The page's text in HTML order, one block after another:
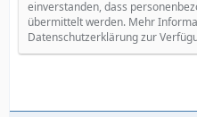
einverstanden, dass
übermittelt werden. Mehr
Datenschutzerklärung zur